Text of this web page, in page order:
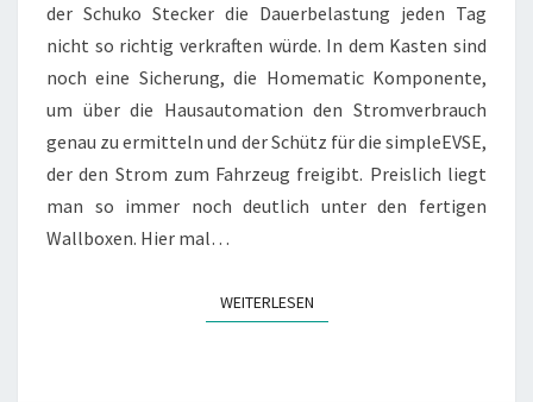
der Schuko Stecker die Dauerbelastung jeden Tag
nicht so richtig verkraften würde. In dem Kasten sind
noch eine Sicherung, die Homematic Komponente,
um über die Hausautomation den Stromverbrauch
genau zu ermitteln und der Schütz für die simpleEVSE,
der den Strom zum Fahrzeug freigibt. Preislich liegt
man so immer noch deutlich unter den fertigen
Wallboxen. Hier mal…
WEITERLESENWEITERLESEN